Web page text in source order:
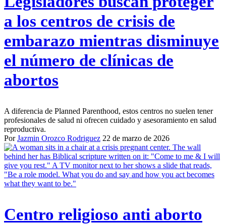
a los centros de crisis de
embarazo mientras disminuye
el número de clínicas de
abortos
A diferencia de Planned Parenthood, estos centros no suelen tener
profesionales de salud ni ofrecen cuidado y asesoramiento en salud
reproductiva.
PorJazmin Orozco Rodriguez 22 de marzo de 2026
Centro religioso anti aborto